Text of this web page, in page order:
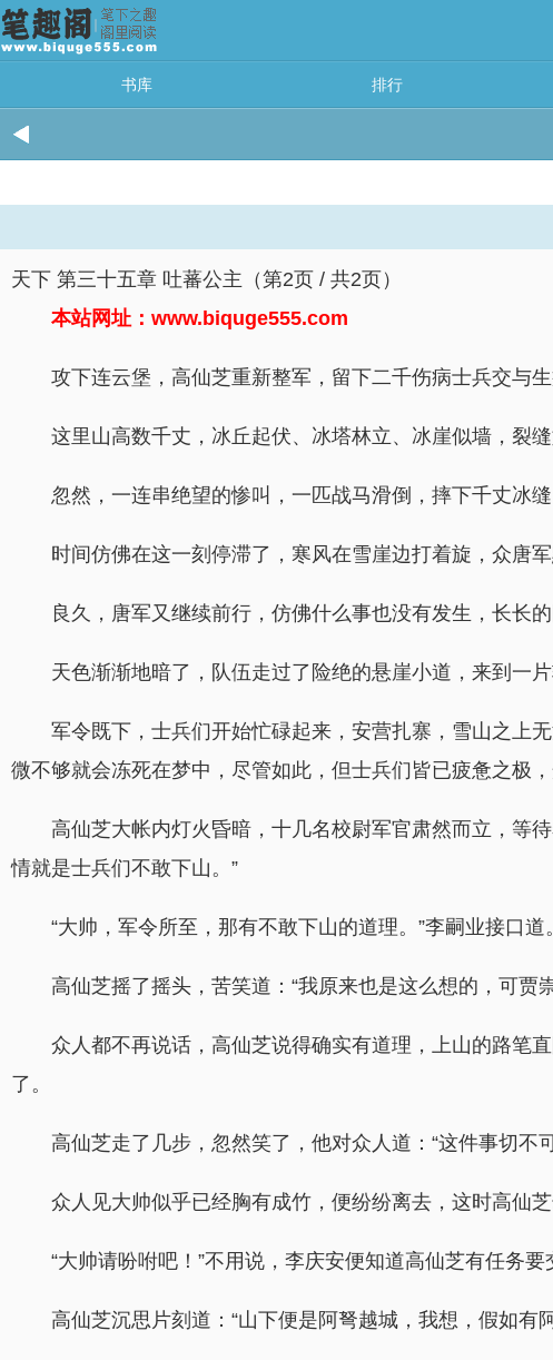
书库 排行
天下 第三十五章 吐蕃公主（第2页 / 共2页）
本站网址：www.biquge555.com
攻下连云堡，高仙芝重新整军，留下二千伤病士兵交与
这里山高数千丈，冰丘起伏、冰塔林立、冰崖似墙，裂
忽然，一连串绝望的惨叫，一匹战马滑倒，摔下千丈冰
时间仿佛在这一刻停滞了，寒风在雪崖边打着旋，众唐
良久，唐军又继续前行，仿佛什么事也没有发生，长长
天色渐渐地暗了，队伍走过了险绝的悬崖小道，来到一
军令既下，士兵们开始忙碌起来，安营扎寨，雪山之上
微不够就会冻死在梦中，尽管如此，但士兵们皆已疲惫之极
高仙芝大帐内灯火昏暗，十几名校尉军官肃然而立，等
情就是士兵们不敢下山。”
“大帅，军令所至，那有不敢下山的道理。”李嗣业接口道。
高仙芝摇了摇头，苦笑道：“我原来也是这么想的，可
众人都不再说话，高仙芝说得确实有道理，上山的路笔
了。
高仙芝走了几步，忽然笑了，他对众人道：“这件事切
众人见大帅似乎已经胸有成竹，便纷纷离去，这时高仙
“大帅请吩咐吧！”不用说，李庆安便知道高仙芝有任务要
高仙芝沉思片刻道：“山下便是阿弩越城，我想，假如